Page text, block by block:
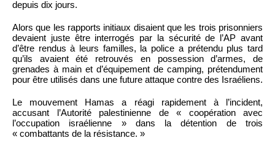
depuis dix jours.
Alors que les rapports initiaux disaient que les trois prisonniers
devaient juste être interrogés par la sécurité de l’AP avant
d’être rendus à leurs familles, la police a prétendu plus tard
qu’ils avaient été retrouvés en possession d’armes, de
grenades à main et d’équipement de camping, prétendument
pour être utilisés dans une future attaque contre des Israéliens.
Le mouvement Hamas a réagi rapidement à l’incident,
accusant l’Autorité palestinienne de « coopération avec
l’occupation israélienne » dans la détention de trois
« combattants de la résistance. »